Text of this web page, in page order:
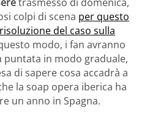
colpi di scena per questo
del caso sulla
modo, i fan avranno
puntata in modo graduale,
di sapere cosa accadrà a
la soap opera iberica ha
un anno in Spagna.